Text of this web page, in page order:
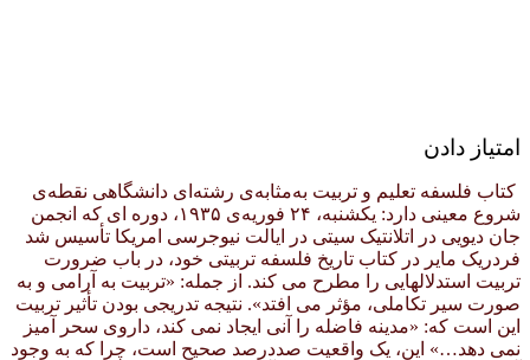
امتیاز دادن
کتاب فلسفه تعلیم و تربیت به‌مثابه‌ی رشته‌ای دانشگاهی نقطه‌ی
شروع معینی دارد: یکشنبه، ۲۴ فوریه‌ی ۱۹۳۵، دوره ای که انجمن
جان دیویی در اتلانتیک سیتی در ایالت نیوجرسی امریکا تأسیس شد
فردریک مایر در کتاب تاریخ فلسفه تربیتی خود، در باب ضرورت
تربیت استدلالهایی را مطرح می کند. از جمله: «تربیت به آرامی و به
صورت سیر تکاملی، مؤثر می افتد». نتیجه تدریجی بودن تأثیر تربیت
این است که: «مدینه فاضله را آنی ایجاد نمی کند، داروی سحر آمیز
نمی دهد…» این، یک واقعیت صددرصد صحیح است، چرا که به وجود